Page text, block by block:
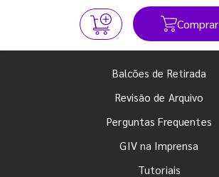
Comprar
Balcões de Retirada
Revisão de Arquivo
Perguntas Frequentes
GIV na Imprensa
Tutoriais